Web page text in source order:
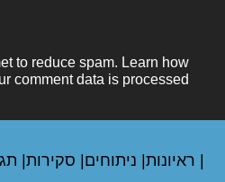
to reduce spam. Learn how
comment data is processed.